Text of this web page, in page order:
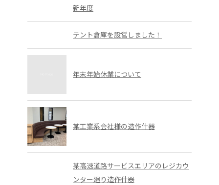
新年度
テント倉庫を設営しました！
年末年始休業について
某工業系会社様の造作什器
某高速道路サービスエリアのレジカウ
ンター廻り造作什器